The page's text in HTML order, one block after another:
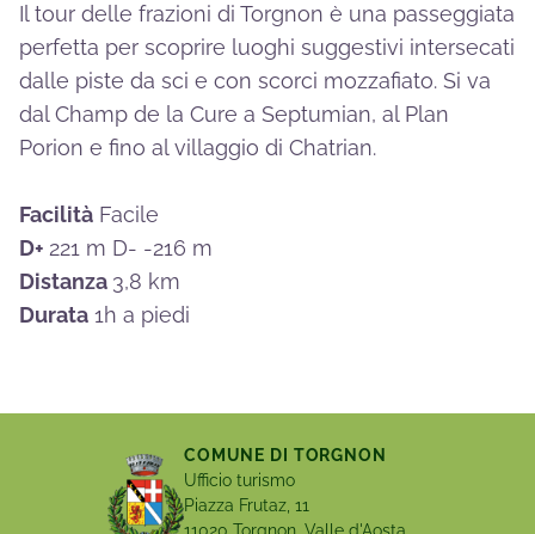
Il tour delle frazioni di Torgnon è una passeggiata
perfetta per scoprire luoghi suggestivi intersecati
dalle piste da sci e con scorci mozzafiato. Si va
dal Champ de la Cure a Septumian, al Plan
Porion e fino al villaggio di Chatrian.
Facilità Facile
D+ 221 m D- -216 m
Distanza 3,8 km
Durata 1h a piedi
COMUNE DI TORGNON
Ufficio turismo
Piazza Frutaz, 11
11020 Torgnon, Valle d'Aosta